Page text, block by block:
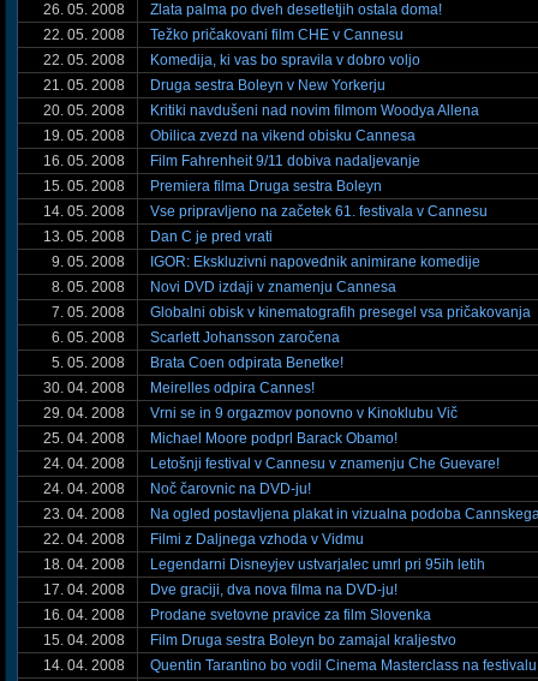
26. 05. 2008
Zlata palma po dveh desetletjih ostala doma!
22. 05. 2008
Težko pričakovani film CHE v Cannesu
22. 05. 2008
Komedija, ki vas bo spravila v dobro voljo
21. 05. 2008
Druga sestra Boleyn v New Yorkerju
20. 05. 2008
Kritiki navdušeni nad novim filmom Woodya Allena
19. 05. 2008
Obilica zvezd na vikend obisku Cannesa
16. 05. 2008
Film Fahrenheit 9/11 dobiva nadaljevanje
15. 05. 2008
Premiera filma Druga sestra Boleyn
14. 05. 2008
Vse pripravljeno na začetek 61. festivala v Cannesu
13. 05. 2008
Dan C je pred vrati
9. 05. 2008
IGOR: Ekskluzivni napovednik animirane komedije
8. 05. 2008
Novi DVD izdaji v znamenju Cannesa
7. 05. 2008
Globalni obisk v kinematografih presegel vsa pričakovanja
6. 05. 2008
Scarlett Johansson zaročena
5. 05. 2008
Brata Coen odpirata Benetke!
30. 04. 2008
Meirelles odpira Cannes!
29. 04. 2008
Vrni se in 9 orgazmov ponovno v Kinoklubu Vič
25. 04. 2008
Michael Moore podprl Barack Obamo!
24. 04. 2008
Letošnji festival v Cannesu v znamenju Che Guevare!
24. 04. 2008
Noč čarovnic na DVD-ju!
23. 04. 2008
Na ogled postavljena plakat in vizualna podoba
22. 04. 2008
Filmi z Daljnega vzhoda v Vidmu
18. 04. 2008
Legendarni Disneyjev ustvarjalec umrl pri 95ih letih
17. 04. 2008
Dve graciji, dva nova filma na DVD-ju!
16. 04. 2008
Prodane svetovne pravice za film Slovenka
15. 04. 2008
Film Druga sestra Boleyn bo zamajal kraljestvo
14. 04. 2008
Quentin Tarantino bo vodil Cinema Masterclass na